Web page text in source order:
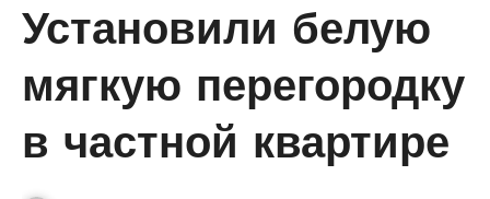
Установили белую
мягкую перегородку
в частной квартире